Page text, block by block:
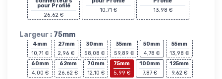
pour Profilé
26,62 €
10,71 €
13,98 €
Largeur : 75mm
4mm
10,71 €
27mm
2,96 €
30mm
58,08 €
35mm
59,89 €
50mm
4,78 €
55mm
13,98 €
60mm
4,00 €
62mm
26,62 €
70mm
12,10 €
75mm
5,99 €
100mm
7,87 €
125mm
9,62 €